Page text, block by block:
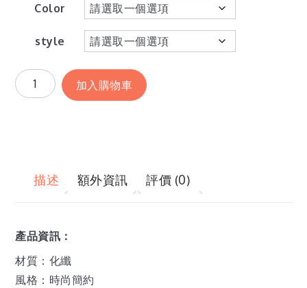
Color
style
加入購物車
描述 額外資訊 評價 (0)
產品資訊：
材質：化纖
風格：時尚簡約